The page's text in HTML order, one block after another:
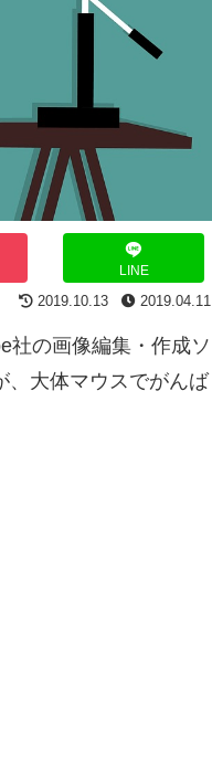
LINE
2019.10.13 2019.04.11
社の画像編集・作成ソ
、大体マウスでがんば